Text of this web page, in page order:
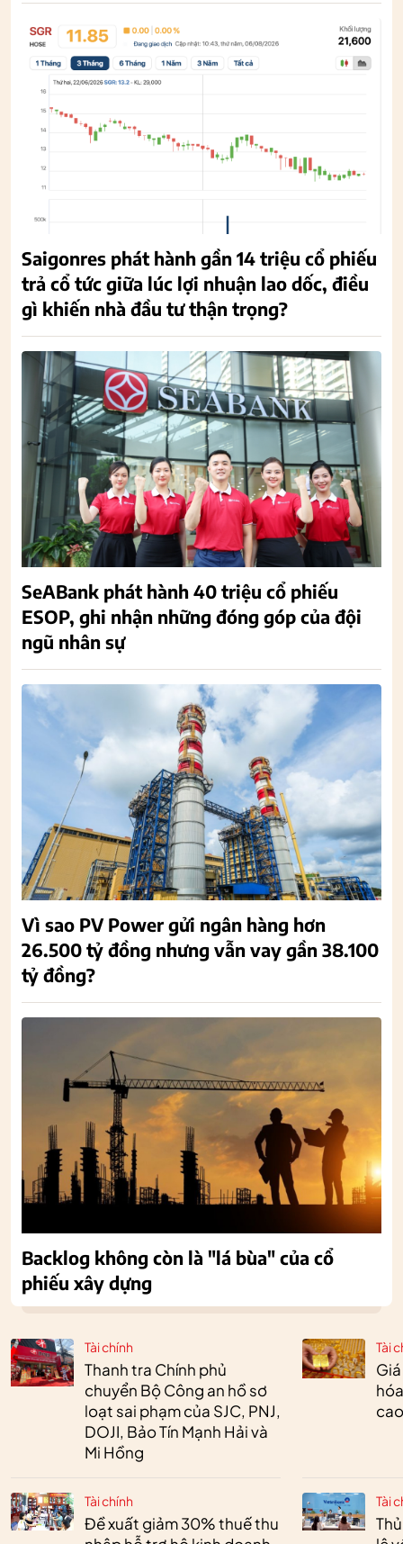
Tài chính
Thanh tra Chính phủ
chuyển Bộ Công an hồ sơ
loạt sai phạm của SJC, PNJ,
DOJI, Bảo Tín Mạnh Hải và
Mi Hồng
Tài chính
Đề xuất giảm 30% thuế thu
Tài
Tài
Saigonres phát hành gần 14 triệu cổ phiếu
trả cổ tức giữa lúc lợi nhuận lao dốc, điều
gì khiến nhà đầu tư thận trọng?
SeABank phát hành 40 triệu cổ phiếu
ESOP, ghi nhận những đóng góp của đội
ngũ nhân sự
Vì sao PV Power gửi ngân hàng hơn
26.500 tỷ đồng nhưng vẫn vay gần 38.100
tỷ đồng?
Backlog không còn là "lá bùa" của cổ
phiếu xây dựng